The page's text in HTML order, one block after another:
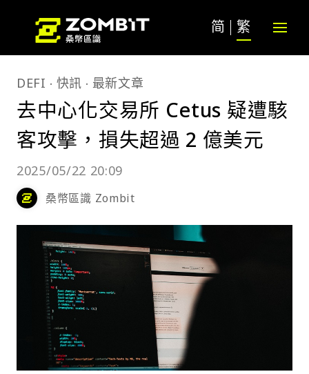
简 繁
DEFI 快訊 最新文章
去中心化交易所 Cetus 疑遭駭
客攻擊，損失超過 2 億美元
2025/05/22 20:09
桑幣區識 Zombit